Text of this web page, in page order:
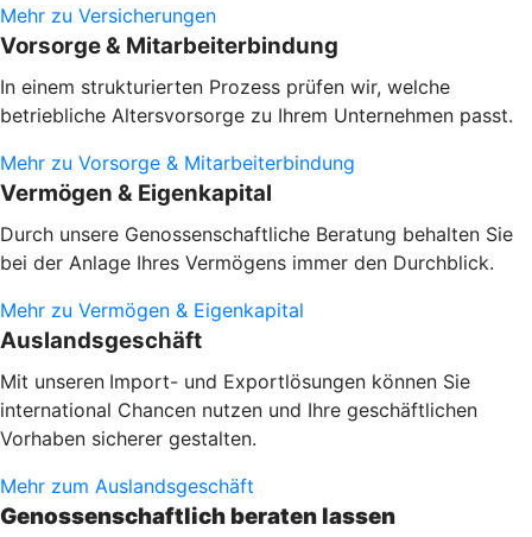
Mehr zu Versicherungen
Vorsorge & Mitarbeiterbindung
In einem strukturierten Prozess prüfen wir, welche
betriebliche Altersvorsorge zu Ihrem Unternehmen passt.
Mehr zu Vorsorge & Mitarbeiterbindung
Vermögen & Eigenkapital
Durch unsere Genossenschaftliche Beratung behalten Sie
bei der Anlage Ihres Vermögens immer den Durchblick.
Mehr zu Vermögen & Eigenkapital
Auslandsgeschäft
Mit unseren Import- und Exportlösungen können Sie
international Chancen nutzen und Ihre geschäftlichen
Vorhaben sicherer gestalten.
Mehr zum Auslandsgeschäft
Genossenschaftlich beraten lassen